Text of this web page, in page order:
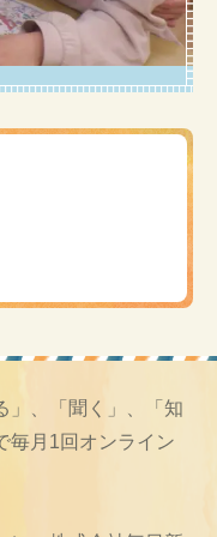
」、「聞く」、「知
毎月1回オンライン